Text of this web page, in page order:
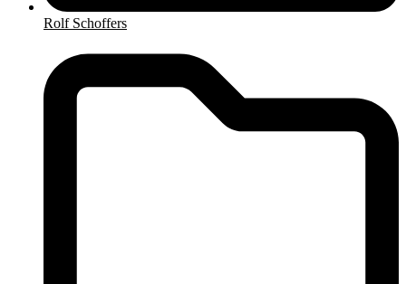
Rolf Schoffers